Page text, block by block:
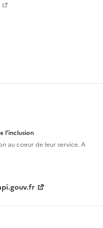
l’inclusion
aucoeur de leur service. A